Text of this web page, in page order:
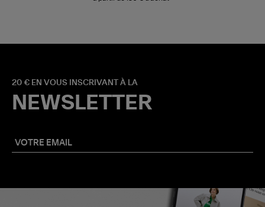
20 € EN VOUS INSCRIVANT À LA
NEWSLETTER